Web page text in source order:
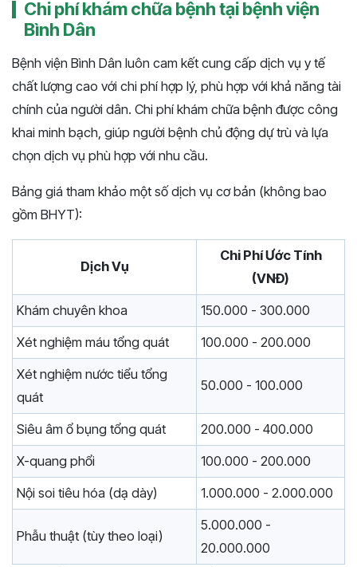
Chi phí khám chữa bệnh tại bệnh viện
Bình Dân
Bệnh viện Bình Dân luôn cam kết cung cấp dịch vụ y tế
chất lượng cao với chi phí hợp lý, phù hợp với khả năng tài
chính của người dân. Chi phí khám chữa bệnh được công
khai minh bạch, giúp người bệnh chủ động dự trù và lựa
chọn dịch vụ phù hợp với nhu cầu.
Bảng giá tham khảo một số dịch vụ cơ bản (không bao
gồm BHYT):
Dịch Vụ
Chi Phí Ước Tính
(VNĐ)
Khám chuyên khoa
150.000 - 300.000
Xét nghiệm máu tổng quát
100.000 - 200.000
Xét nghiệm nước tiểu tổng
quát
50.000 - 100.000
Siêu âm ổ bụng tổng quát
200.000 - 400.000
X-quang phổi
100.000 - 200.000
Nội soi tiêu hóa (dạ dày)
1.000.000 - 2.000.000
Phẫu thuật (tùy theo loại)
5.000.000 -
20.000.000